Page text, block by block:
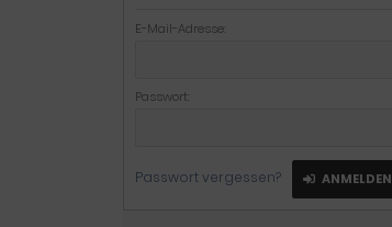
E-Mail-Adresse:
Passwort:
Passwort vergessen? ANMELDEN